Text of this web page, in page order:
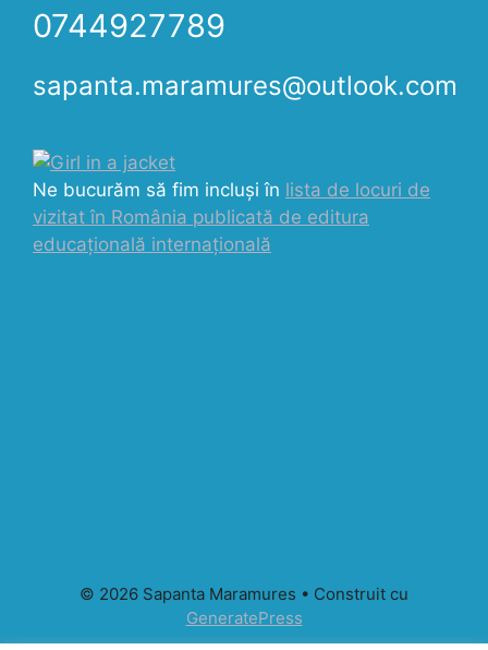
0744927789
sapanta.maramures@outlook.com
Ne bucurăm să fim incluși în lista de locuri de
vizitat în România publicată de editura
educațională internațională
© 2026 Sapanta Maramures • Construit cu
GeneratePress